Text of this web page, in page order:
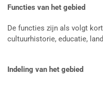
Functies van het gebied
De functies zijn als volgt
cultuurhistorie, educatie,
Indeling van het gebied